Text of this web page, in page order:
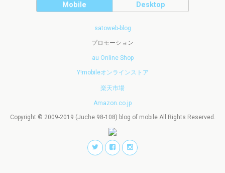
Mobile Desktop
satoweb-blog
プロモーション
au Online Shop
Y!mobileオンラインストア
楽天市場
Amazon.co.jp
Copyright © 2009-2019 (Juche 98-108) blog of mobile All Rights Reserved.